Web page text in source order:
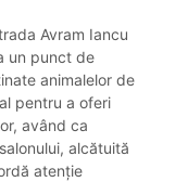
Avram Iancu
un punct de
animalelor de
pentru a oferi
având ca
alcătuită
atenție